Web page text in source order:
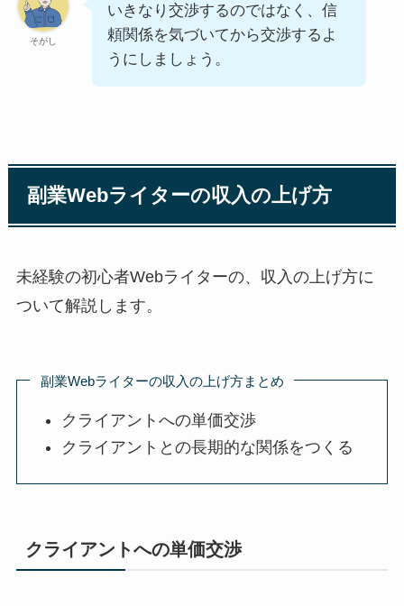
そがし
いきなり交渉するのではなく、信
頼関係を気づいてから交渉するよ
うにしましょう。
副業Webライターの収入の上げ方
未経験の初心者Webライターの、収入の上げ方に
ついて解説します。
副業Webライターの収入の上げ方まとめ
クライアントへの単価交渉
クライアントとの長期的な関係をつくる
クライアントへの単価交渉